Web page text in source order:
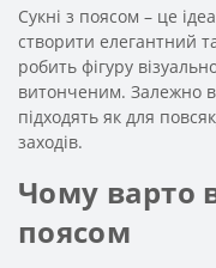
Сукні з поясом – це
створити елегантний
робить фігуру
витонченим. Залежно
підходять як для
заходів.
Чому варто
поясом